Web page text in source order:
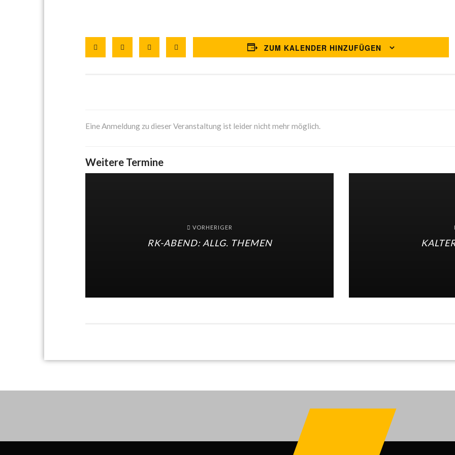
ZUM KALENDER HINZUFÜGEN
Eine Anmeldung zu dieser Veranstaltung ist leider nicht mehr möglich.
Weitere Termine
VORHERIGER
RK-ABEND: ALLG. THEMEN